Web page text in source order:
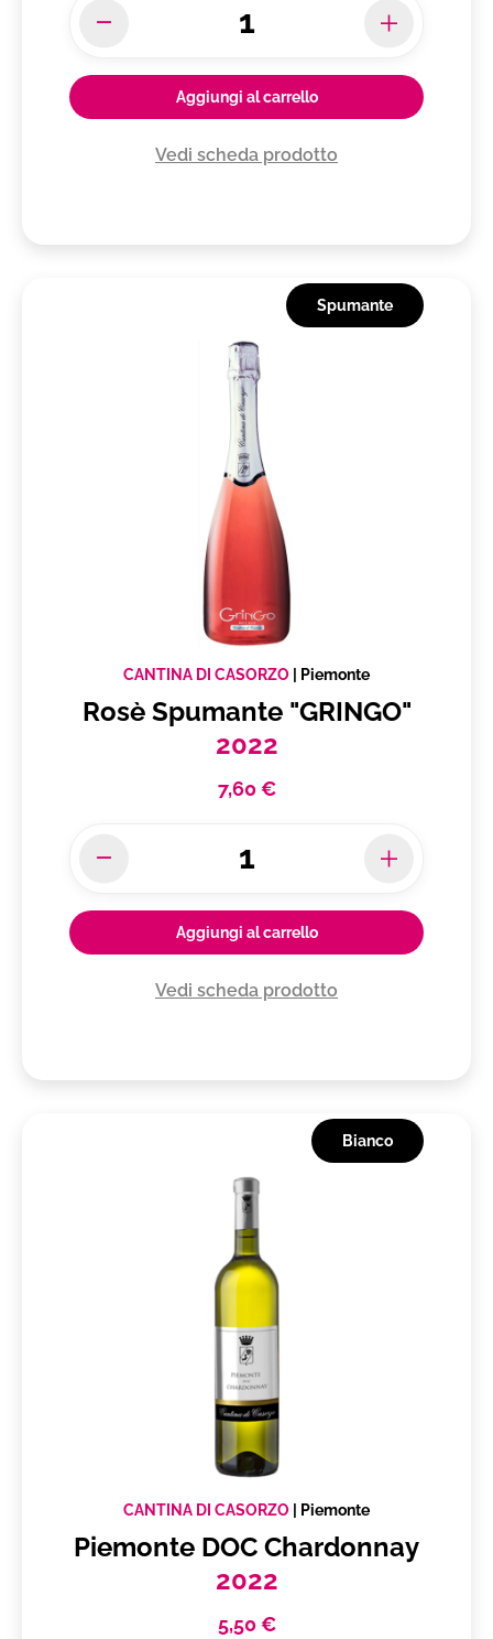
Aggiungi al carrello
Vedi scheda prodotto
Spumante
CANTINA DI CASORZO | Piemonte
Rosè Spumante "GRINGO"
2022
7,60 €
Aggiungi al carrello
Vedi scheda prodotto
Bianco
CANTINA DI CASORZO | Piemonte
Piemonte DOC Chardonnay
2022
5,50 €